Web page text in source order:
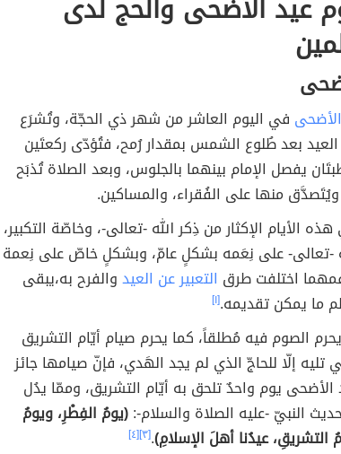
في اليوم العاشر من شهر ذي الحجّة، وتُشرَع
بعد طُلوع الشمس بمقدار رُمح، فتُؤدّى ركعتَين
يفصل الإمام بينهما بالجلوس، وبعد الصلاة تُذبَح
منها على الفُقراء، والمساكين.
الأيام الإكثار من ذِكر الله -تعالى-، وخاصّة التكبير،
-تعالى- على نِعَمه بشكلٍ عامّ، وبشكلٍ خاصّ على نِعمة
اختلفت طرق التعبير عن العيدوالفرح به،يبقى
ما يمكن تقديمه.[١]
الصوم فيه مُطلقاً، كما يحرم صيام أيّام التشريق
تليه إلّا للحاجّ الذي لم يجد الهَدي، فإنّ صيامها جائز
الأضحى يوم واحدٌ تلحق به أيّام التشريق، وممّا يدُل
النبيّ -عليه الصلاة والسلام-:(يومُ الفِطْرِ، ويومُ
التشريقِ، عيدُنا أهلَ الإسلامِ).[٣] [٤]